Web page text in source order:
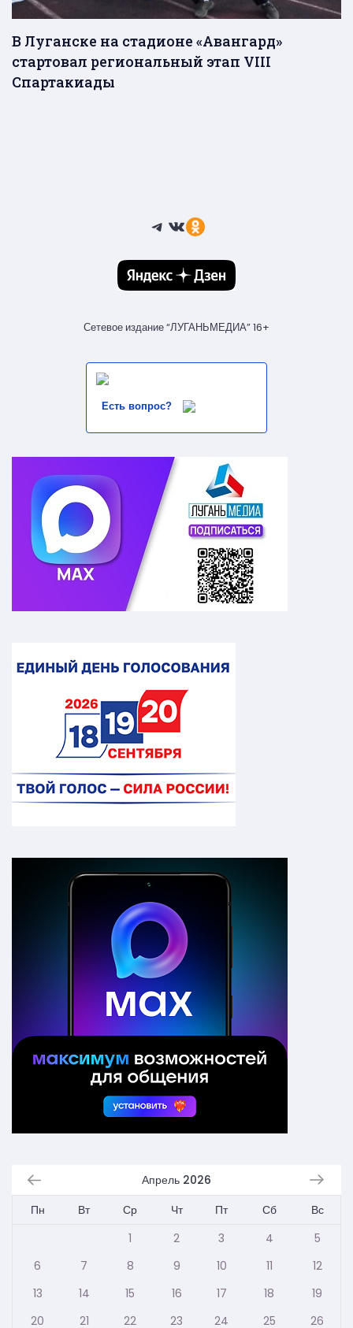
В Луганске на стадионе «Авангард»
стартовал региональный этап VIII
Спартакиады
Telegram
ВКонтакте
Ссылка
Сетевое издание “ЛУГАНЬМЕДИА” 16+
Есть вопрос?
Апрель 2026
Пн
Вт Ср Чт Пт Сб
Вс
1
2 3 4
5
6
7 8 9 10 11
12
13
14 15 16 17 18
19
20
21 22 23 24 25
26